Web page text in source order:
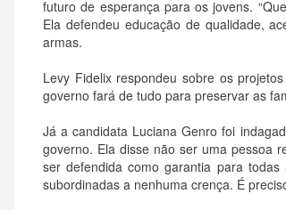
futuro de esperança para os jovens.
Ela defendeu educação de qualidade,
armas.
Levy Fidelix respondeu sobre os
governo fará de tudo para preservar as
Já a candidata Luciana Genro foi
governo. Ela disse não ser uma pessoa
ser defendida como garantia para
subordinadas a nenhuma crença. É